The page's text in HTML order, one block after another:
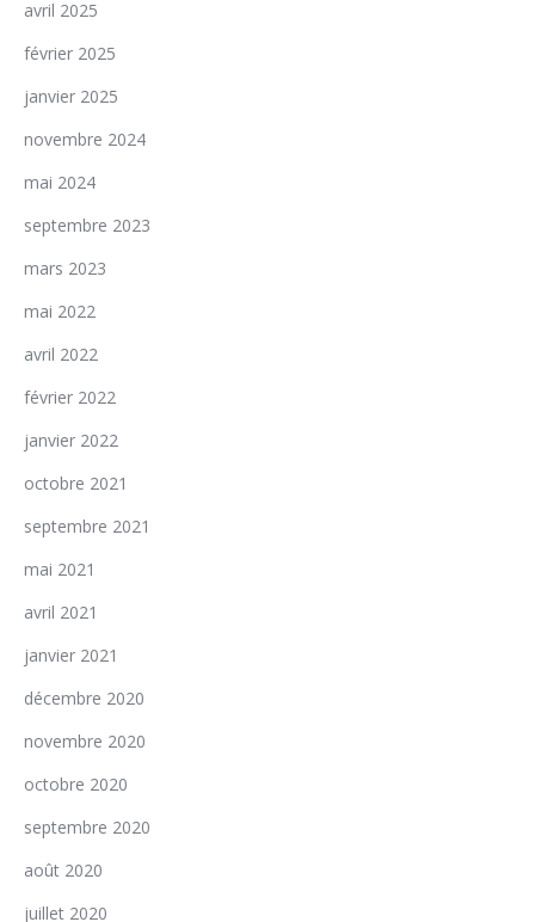
avril 2025
février 2025
janvier 2025
novembre 2024
mai 2024
septembre 2023
mars 2023
mai 2022
avril 2022
février 2022
janvier 2022
octobre 2021
septembre 2021
mai 2021
avril 2021
janvier 2021
décembre 2020
novembre 2020
octobre 2020
septembre 2020
août 2020
juillet 2020